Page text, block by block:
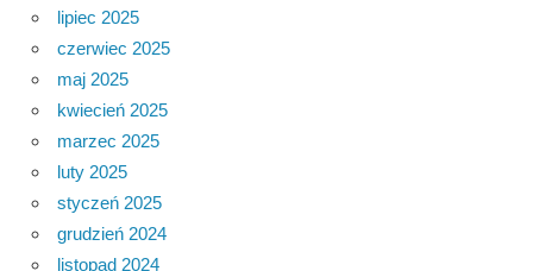
lipiec 2025
czerwiec 2025
maj 2025
kwiecień 2025
marzec 2025
luty 2025
styczeń 2025
grudzień 2024
listopad 2024